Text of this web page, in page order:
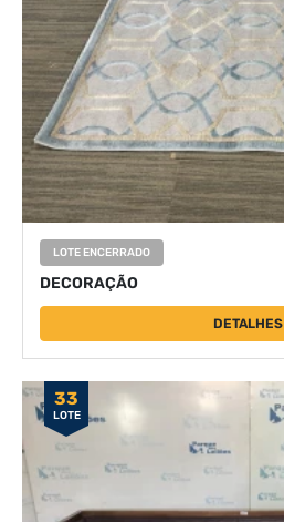
LOTE ENCERRADO
DECORAÇÃO
DETALHES
33
LOTE